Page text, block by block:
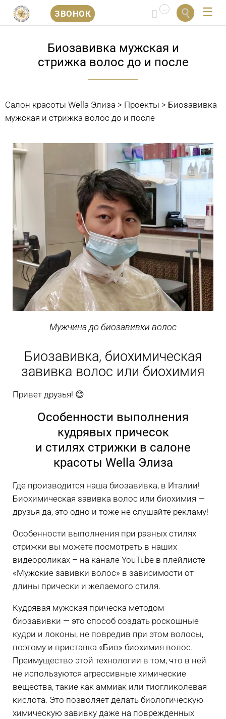
ЗВОНОК  
содержанию
Биозавивка мужская и
стрижка волос до и после
Салон красоты Wella Элиза > Проекты > Биозавивка
мужская и стрижка волос до и после
Мужчина до биозавивки волос
Биозавивка, биохимическая
завивка волос или биохимия
Привет друзья! 😊
Особенности выполнения
кудрявых причесок
и стилях стрижки в салоне
красоты Wella Элиза
Где производится наша биозавивка, в Италии!
Биохимическая завивка волос или биохимия —
друзья да, это одно и тоже не слушайте рекламу!
Особенности выполнения при разных стилях
стрижки вы можете посмотреть в наших
видеороликах – на канале YouTube в плейлисте
«Мужские завивки волос» в зависимости от
длины прически и желаемого стиля.
Кудрявая мужская прическа методом
биозавивки — это способ создать роскошные
кудри и локоны, не повредив при этом волосы,
поэтому и приставка «Био» биохимия волос.
Преимущество этой технологии в том, что в ней
не используются агрессивные химические
вещества, такие как аммиак или тиогликолевая
кислота. Это позволяет делать биологическую
химическую завивку даже на поврежденных